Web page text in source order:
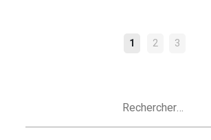
1 2 3